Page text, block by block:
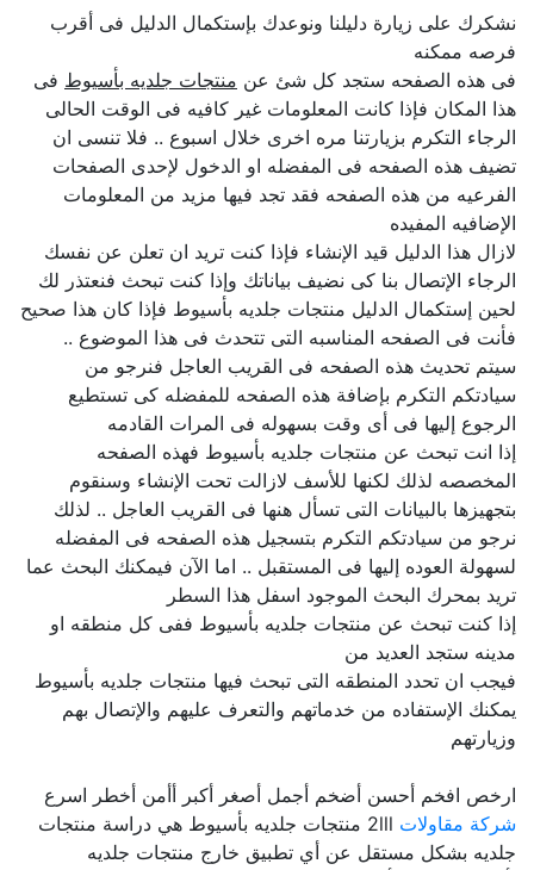
نشكرك على زيارة دليلنا ونوعدك بإستكمال الدليل فى أقرب
فرصه ممكنه
فى هذه الصفحه ستجد كل شئ عنمنتجات جلديه بأسيوطفى
هذا المكان فإذا كانت المعلومات غير كافيه فى الوقت الحالى
الرجاء التكرم بزيارتنا مره اخرى خلال اسبوع .. فلا تنسى ان
تضيف هذه الصفحه فى المفضله او الدخول لإحدى الصفحات
الفرعيه من هذه الصفحه فقد تجد فيها مزيد من المعلومات
الإضافيه المفيده
لازال هذا الدليل قيد الإنشاء فإذا كنت تريد ان تعلن عن نفسك
الرجاء الإتصال بنا كى نضيف بياناتك وإذا كنت تبحث فنعتذر لك
لحين إستكمال الدليل منتجات جلديه بأسيوط فإذا كان هذا صحيح
فأنت فى الصفحه المناسبه التى تتحدث فى هذا الموضوع ..
سيتم تحديث هذه الصفحه فى القريب العاجل فنرجو من
سيادتكم التكرم بإضافة هذه الصفحه للمفضله كى تستطيع
الرجوع إليها فى أى وقت بسهوله فى المرات القادمه
إذا انت تبحث عن منتجات جلديه بأسيوط فهذه الصفحه
المخصصه لذلك لكنها للأسف لازالت تحت الإنشاء وسنقوم
بتجهيزها بالبيانات التى تسأل هنها فى القريب العاجل .. لذلك
نرجو من سيادتكم التكرم بتسجيل هذه الصفحه فى المفضله
لسهولة العوده إليها فى المستقبل .. اما الآن فيمكنك البحث عما
تريد بمحرك البحث الموجود اسفل هذا السطر
إذا كنت تبحث عن منتجات جلديه بأسيوط ففى كل منطقه او
مدينه ستجد العديد من
فيجب ان تحدد المنطقه التى تبحث فيها منتجات جلديه بأسيوط
يمكنك الإستفاده من خدماتهم والتعرف عليهم والإتصال بهم
وزيارتهم
ارخص افخم أحسن أضخم أجمل أصغر أكبر أأمن أخطر اسرع
شركة مقاولات
2lll منتجات جلديه بأسيوط هي دراسة منتجات
جلديه بشكل مستقل عن أي تطبيق خارج منتجات جلديه